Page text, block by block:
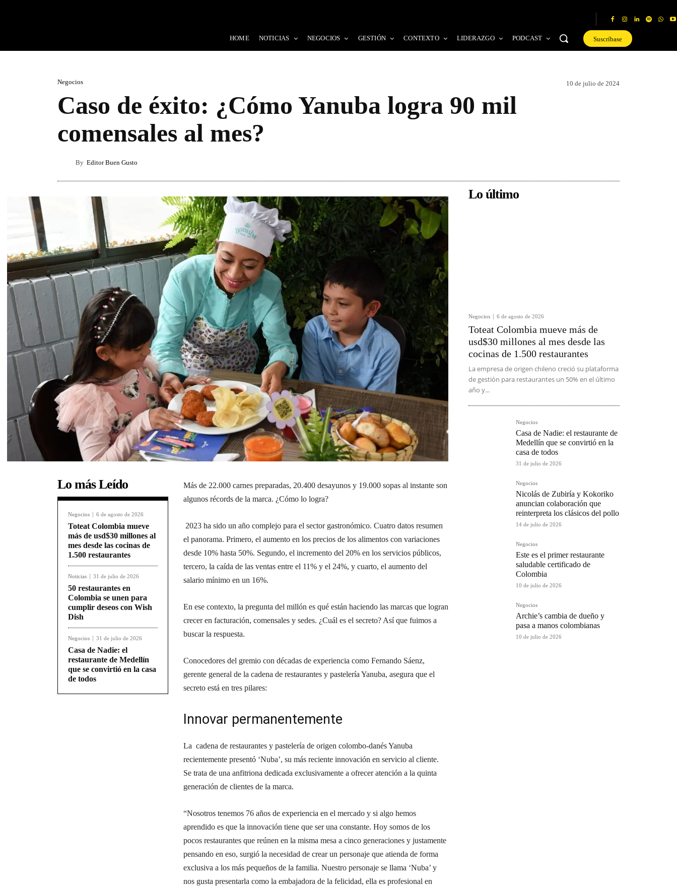
HOME NOTICIAS NEGOCIOS GESTIÓN CONTEXTO LIDERAZGO PODCAST Suscríbase
Negocios 10 de julio de 2024
Caso de éxito: ¿Cómo Yanuba logra 90 mil
comensales al mes?
By Editor Buen Gusto
Lo más Leído
Negocios 6 de agosto de 2026
Toteat Colombia mueve
más de usd$30 millones al
mes desde las cocinas de
1.500 restaurantes
Noticias 31 de julio de 2026
50 restaurantes en
Colombia se unen para
cumplir deseos con Wish
Dish
Negocios 31 de julio de 2026
Casa de Nadie: el
restaurante de Medellín
que se convirtió en la casa
de todos
Más de 22.000 carnes preparadas, 20.400 desayunos y 19.000 sopas al instante son
algunos récords de la marca. ¿Cómo lo logra?
2023 ha sido un año complejo para el sector gastronómico. Cuatro datos resumen
el panorama. Primero, el aumento en los precios de los alimentos con variaciones
desde 10% hasta 50%. Segundo, el incremento del 20% en los servicios públicos,
tercero, la caída de las ventas entre el 11% y el 24%, y cuarto, el aumento del
salario mínimo en un 16%.
En ese contexto, la pregunta del millón es qué están haciendo las marcas que logran
crecer en facturación, comensales y sedes. ¿Cuál es el secreto? Así que fuimos a
buscar la respuesta.
Conocedores del gremio con décadas de experiencia como Fernando Sáenz,
gerente general de la cadena de restaurantes y pastelería Yanuba, asegura que el
secreto está en tres pilares:
Innovar permanentemente
La cadena de restaurantes y pastelería de origen colombo-danés Yanuba
recientemente presentó ‘Nuba’, su más reciente innovación en servicio al cliente.
Se trata de una anfitriona dedicada exclusivamente a ofrecer atención a la quinta
generación de clientes de la marca.
“Nosotros tenemos 76 años de experiencia en el mercado y si algo hemos
aprendido es que la innovación tiene que ser una constante. Hoy somos de los
pocos restaurantes que reúnen en la misma mesa a cinco generaciones y justamente
pensando en eso, surgió la necesidad de crear un personaje que atienda de forma
exclusiva a los más pequeños de la familia. Nuestro personaje se llama ‘Nuba’ y
nos gusta presentarla como la embajadora de la felicidad, ella es profesional en
Lo último
Negocios 6 de agosto de 2026
Toteat Colombia mueve más de
usd$30 millones al mes desde las
cocinas de 1.500 restaurantes
La empresa de origen chileno creció su plataforma
de gestión para restaurantes un 50% en el último
año y...
Negocios
Casa de Nadie: el restaurante de
Medellín que se convirtió en la
casa de todos
31 de julio de 2026
Negocios
Nicolás de Zubiría y Kokoriko
anuncian colaboración que
reinterpreta los clásicos del pollo
14 de julio de 2026
Negocios
Este es el primer restaurante
saludable certificado de
Colombia
10 de julio de 2026
Negocios
Archie’s cambia de dueño y
pasa a manos colombianas
10 de julio de 2026